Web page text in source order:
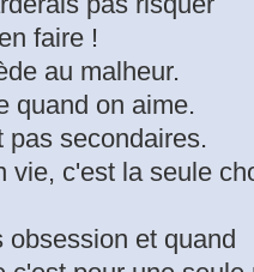
faire !
au malheur.
quand on aime.
pas secondaires.
vie, c'est la seule
et quand